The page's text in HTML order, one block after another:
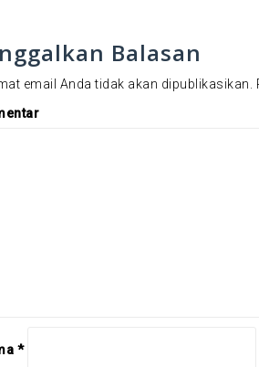
Balasan
email Anda tidak akan dipublikasikan.
*